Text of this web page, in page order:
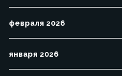
февраля 2026
января 2026